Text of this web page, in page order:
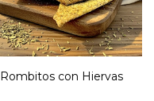
Rombitos con Hiervas